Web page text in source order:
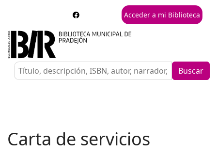
Acceder a mi Biblioteca
Buscar
Carta de servicios